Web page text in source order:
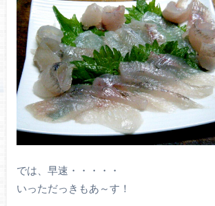
では、早速・・・・・
いっただっきもあ～す！